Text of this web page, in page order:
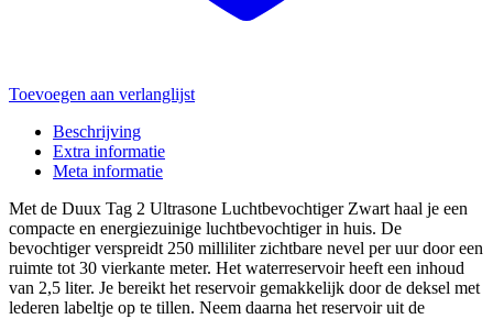
Toevoegen aan verlanglijst
Beschrijving
Extra informatie
Meta informatie
Met de Duux Tag 2 Ultrasone Luchtbevochtiger Zwart haal je een
compacte en energiezuinige luchtbevochtiger in huis. De
bevochtiger verspreidt 250 milliliter zichtbare nevel per uur door een
ruimte tot 30 vierkante meter. Het waterreservoir heeft een inhoud
van 2,5 liter. Je bereikt het reservoir gemakkelijk door de deksel met
lederen labeltje op te tillen. Neem daarna het reservoir uit de